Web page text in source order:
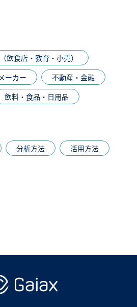
飲食店・教育・小売）
メーカー
不動産・金融
飲料・食品・日用品
分析方法
活用方法